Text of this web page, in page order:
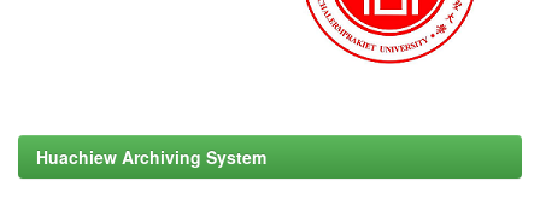
Huachiew Archiving System